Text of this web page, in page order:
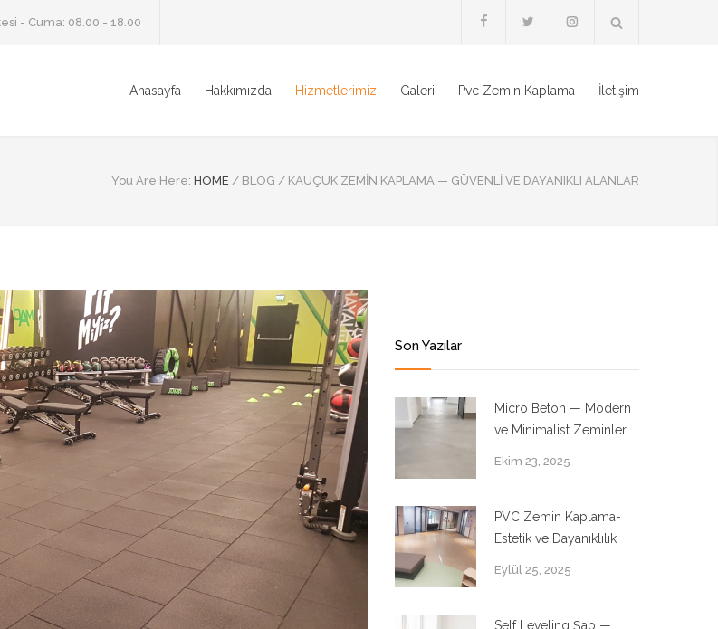
- Cuma: 08.00 - 18.00
Anasayfa Hakkımızda Hizmetlerimiz Galeri Pvc Zemin Kaplama İletişim
You Are Here: HOME / BLOG / KAUÇUK ZEMIN KAPLAMA — GÜVENLI VE DAYANIKLI ALANLAR
Son Yazılar
Micro Beton — Modern
ve Minimalist Zeminler
Ekim 23, 2025
PVC Zemin Kaplama-
Estetik ve Dayanıklılık
Eylül 25, 2025
Self Leveling Şap —